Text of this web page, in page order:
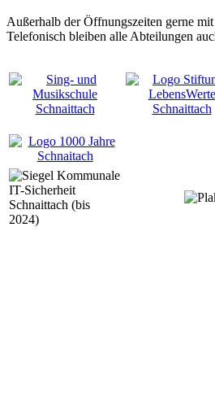
Außerhalb der Öffnungszeiten gerne
Telefonisch bleiben alle Abteilungen